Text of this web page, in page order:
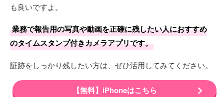
も良いですよ。
業務で報告用の写真や動画を正確に残したい人におすすめ
のタイムスタンプ付きカメラアプリです。
証跡をしっかり残したい方は、ぜひ活用してみてください。
【無料】iPhoneはこちら